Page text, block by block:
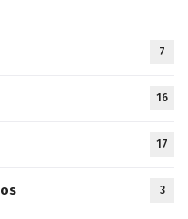
7
16
17
3